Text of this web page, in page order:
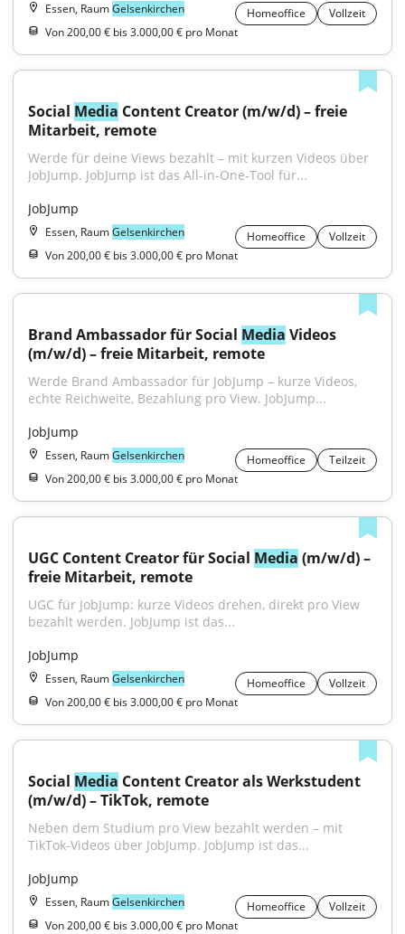
Essen, RaumGelsenkirchen Homeoffice
Vollzeit
Von 200,00 € bis 3.000,00 € pro Monat
Social Media Content Creator (m/w/d) – freie
Mitarbeit, remote
Werde für deine Views bezahlt – mit kurzen Videos über
JobJump. JobJump ist das All-in-One-Tool für...
JobJump
Essen, RaumGelsenkirchen Homeoffice
Vollzeit
Von 200,00 € bis 3.000,00 € pro Monat
Brand Ambassador für Social Media Videos
(m/w/d) – freie Mitarbeit, remote
Werde Brand Ambassador für JobJump – kurze Videos,
echte Reichweite, Bezahlung pro View. JobJump...
JobJump
Essen, RaumGelsenkirchen Homeoffice
Teilzeit
Von 200,00 € bis 3.000,00 € pro Monat
UGC Content Creator für Social Media (m/w/d) –
freie Mitarbeit, remote
UGC für JobJump: kurze Videos drehen, direkt pro View
bezahlt werden. JobJump ist das...
JobJump
Essen, RaumGelsenkirchen Homeoffice
Vollzeit
Von 200,00 € bis 3.000,00 € pro Monat
Social Media Content Creator als Werkstudent
(m/w/d) – TikTok, remote
Neben dem Studium pro View bezahlt werden – mit
TikTok-Videos über JobJump. JobJump ist das...
JobJump
Essen, RaumGelsenkirchen Homeoffice
Vollzeit
Von 200,00 € bis 3.000,00 € pro Monat